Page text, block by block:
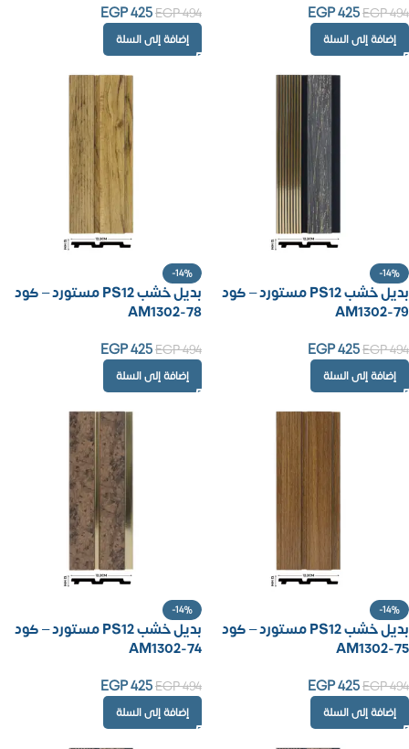
EGP494
EGP425
إضافة إلى السلة
EGP494
EGP425
إضافة إلى السلة
-14%
بديل خشب PS12 مستورد – كود
AM1302-79
EGP494
EGP425
إضافة إلى السلة
-14%
بديل خشب PS12 مستورد – كود
AM1302-78
EGP494
EGP425
إضافة إلى السلة
-14%
بديل خشب PS12 مستورد – كود
AM1302-75
EGP494
EGP425
إضافة إلى السلة
-14%
بديل خشب PS12 مستورد – كود
AM1302-74
EGP494
EGP425
إضافة إلى السلة